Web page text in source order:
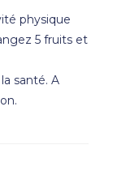
physique
5 fruits et
santé. A